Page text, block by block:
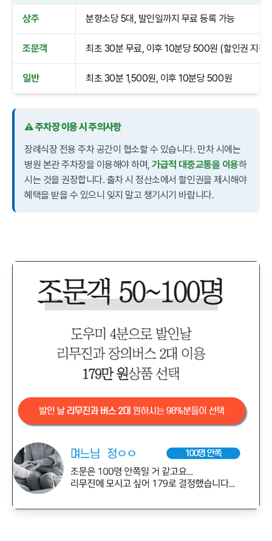
상주 분향소당 5대, 발인일까지 무료 등록 가능
조문객 최초 30분 무료, 이후 10분당 500원 (할인권 지참
일반 최초 30분 1,500원, 이후 10분당 500원
⚠️ 주차장 이용 시 주의사항
장례식장 전용 주차 공간이 협소할 수 있습니다. 만차 시에는
병원 본관 주차장을 이용해야 하며,가급적 대중교통을 이용하
시는 것을 권장합니다. 출차 시 정산소에서 할인권을 제시해야
혜택을 받을 수 있으니 잊지 말고 챙기시기 바랍니다.